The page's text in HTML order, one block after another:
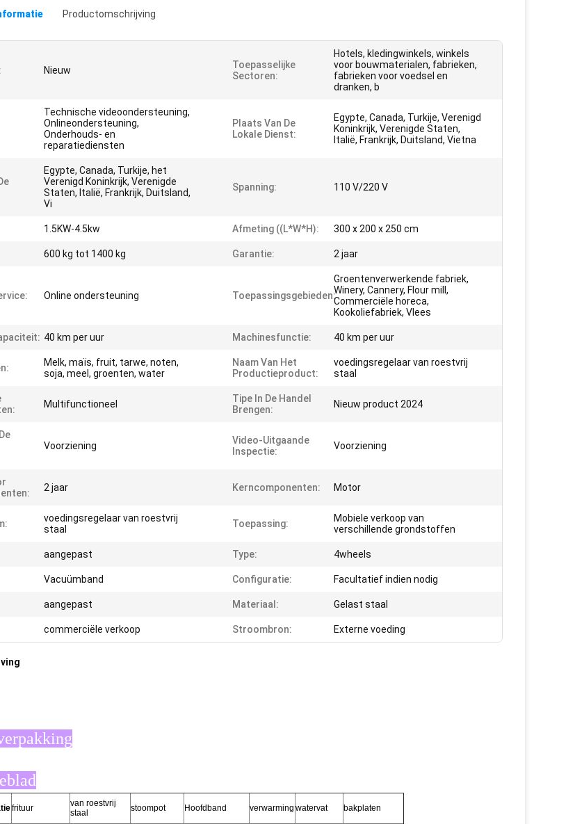
Productomschrijving
Nieuw
Toepasselijke
Sectoren:
Hotels, kledingwinkels, winkels
voor bouwmaterialen, fabrieken,
fabrieken voor voedsel en
dranken, b
Technische videoondersteuning,
Onlineondersteuning,
Onderhouds- en
reparatiediensten
Plaats Van De
Lokale Dienst:
Egypte, Canada, Turkije, Verenigd
Koninkrijk, Verenigde Staten,
Italië, Frankrijk, Duitsland, Vietna
Egypte, Canada, Turkije, het
Verenigd Koninkrijk, Verenigde
Staten, Italië, Frankrijk, Duitsland,
Vi
Spanning: 110 V/220 V
1.5KW-4.5kw Afmeting ((L*W*H): 300 x 200 x 250 cm
600 kg tot 1400 kg Garantie: 2 jaar
Online ondersteuning Toepassingsgebieden:
Groentenverwerkende fabriek,
Winery, Cannery, Flour mill,
Commerciële horeca,
Kookoliefabriek, Vlees
40 km per uur Machinesfunctie: 40 km per uur
Melk, maïs, fruit, tarwe, noten,
soja, meel, groenten, water
Naam Van Het
Productieproduct:
voedingsregelaar van roestvrij
staal
Multifunctioneel
Tipe In De Handel
Brengen:
Nieuw product 2024
Voorziening
Video-Uitgaande
Inspectie:
Voorziening
2 jaar Kerncomponenten: Motor
voedingsregelaar van roestvrij
staal
Toepassing:
Mobiele verkoop van
verschillende grondstoffen
aangepast Type: 4wheels
Vacuümband Configuratie: Facultatief indien nodig
aangepast Materiaal: Gelast staal
commerciële verkoop Stroombron: Externe voeding
frituur
van roestvrij
staal
stoompot Hoofdband verwarming watervat bakplaten